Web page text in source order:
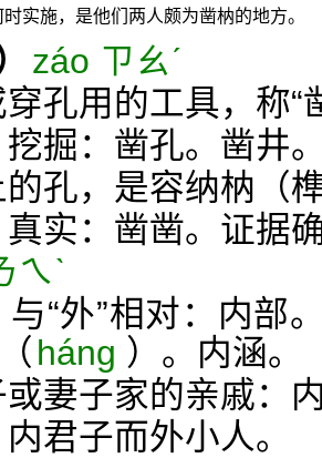
实施，是他们两人颇为凿枘的地方。
záo ㄗㄠˊ
孔用的工具，称“
掘：凿孔。凿井
孔，是容纳枘（
实：凿凿。证据
ㄟˋ
“外”相对：内部
háng ）。内涵。
妻子家的亲戚：
君子而外小人。